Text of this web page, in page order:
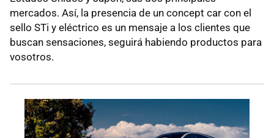
mercados. Así, la presencia de un concept car con el
sello STi y eléctrico es un mensaje a los clientes que
buscan sensaciones, seguirá habiendo productos para
vosotros.